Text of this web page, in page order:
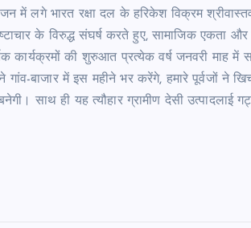
लगे भारत रक्षा दल के हरिकेश विक्रम
के विरुद्ध संघर्ष करते हुए, सामाजिक एकता
कार्यक्रमों की शुरुआत प्रत्येक वर्ष जनवरी माह
बाजार में इस महीने भर करेंगे, हमारे पूर्वजों ने
साथ ही यह त्यौहार ग्रामीण देसी उत्पादलाई